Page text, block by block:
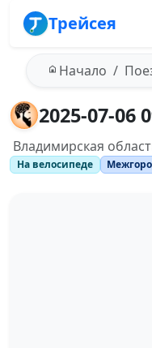
Трейсея
Начало
2025-07-06
Владимирская
На велосипеде